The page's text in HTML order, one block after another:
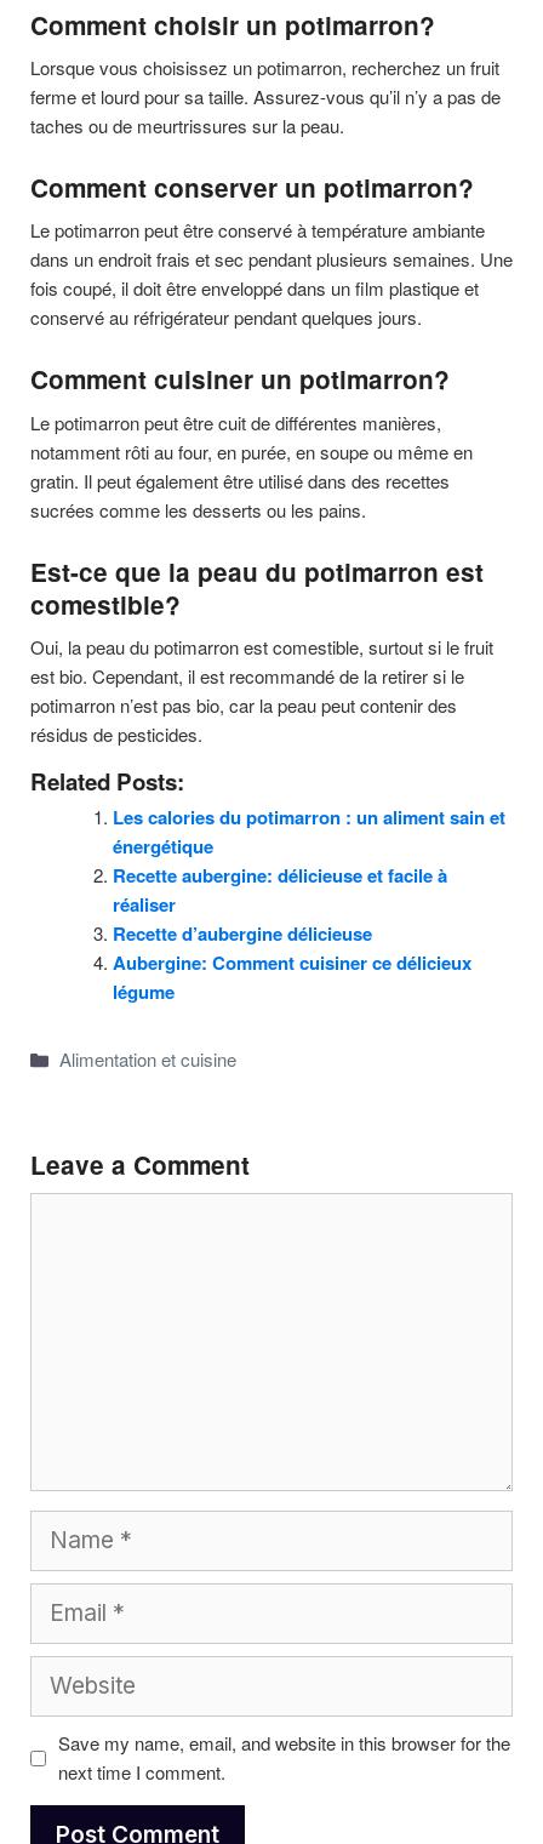
Comment choisir un potimarron?
Lorsque vous choisissez un potimarron, recherchez un fruit
ferme et lourd pour sa taille. Assurez-vous qu’il n’y a pas de
taches ou de meurtrissures sur la peau.
Comment conserver un potimarron?
Le potimarron peut être conservé à température ambiante
dans un endroit frais et sec pendant plusieurs semaines. Une
fois coupé, il doit être enveloppé dans un film plastique et
conservé au réfrigérateur pendant quelques jours.
Comment cuisiner un potimarron?
Le potimarron peut être cuit de différentes manières,
notamment rôti au four, en purée, en soupe ou même en
gratin. Il peut également être utilisé dans des recettes
sucrées comme les desserts ou les pains.
Est-ce que la peau du potimarron est
comestible?
Oui, la peau du potimarron est comestible, surtout si le fruit
est bio. Cependant, il est recommandé de la retirer si le
potimarron n’est pas bio, car la peau peut contenir des
résidus de pesticides.
Related Posts:
Les calories du potimarron : un aliment sain et
énergétique
Recette aubergine: délicieuse et facile à
réaliser
Recette d’aubergine délicieuse
Aubergine: Comment cuisiner ce délicieux
légume
Categories
Alimentation et cuisine
Leave a Comment
Save my name, email, and website in this browser for the
next time I comment.